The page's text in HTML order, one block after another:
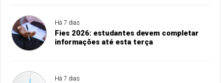
Há 7 dias
Fies 2026: estudantes devem completar
informações até esta terça
Há 7 dias